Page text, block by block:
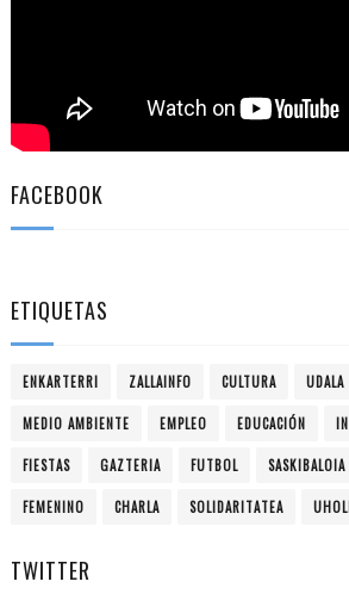
FACEBOOK
ETIQUETAS
ENKARTERRI ZALLAINFO CULTURA UDALA
MEDIO AMBIENTE EMPLEO EDUCACIÓN
FIESTAS GAZTERIA FUTBOL SASKIBALOIA
FEMENINO CHARLA SOLIDARITATEA
TWITTER